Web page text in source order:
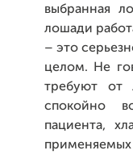
выбранная
лошади
– это
целом. Не
требуют от
спокойно
пациента,
применяемых